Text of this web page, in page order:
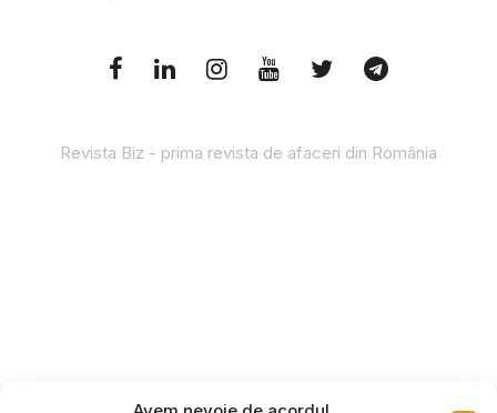
Revista Biz - prima revista de afaceri din România